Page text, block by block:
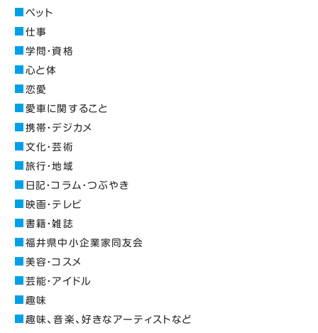
ペット
仕事
学問・資格
心と体
恋愛
愛車に関すること
携帯・デジカメ
文化・芸術
旅行・地域
日記・コラム・つぶやき
映画・テレビ
書籍・雑誌
福井県中小企業家同友会
美容・コスメ
芸能・アイドル
趣味
趣味、音楽、好きなアーティストなど